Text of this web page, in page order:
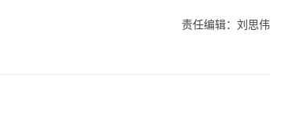
责任编辑：刘思伟